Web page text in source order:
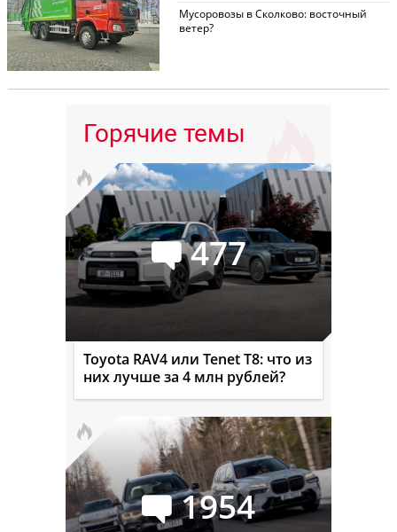
Мусоровозы в Сколково: восточный
ветер?
Горячие темы
477
Toyota RAV4 или Tenet T8: что из
них лучше за 4 млн рублей?
1954